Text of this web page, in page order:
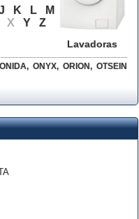
Lavadoras
K L
M
X Y Z
ONIDA, ONYX, ORION, OTSEIN